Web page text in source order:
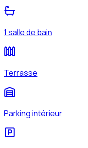
1 salle de bain
Terrasse
Parking intérieur